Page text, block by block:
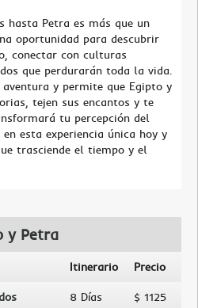
hasta Petra es más que un
oportunidad para descubrir
conectar con culturas
que perdurarán toda la vida.
y permite que Egipto y
tejen sus encantos y te
tu percepción del
esta experiencia única hoy y
trasciende el tiempo y el
y Petra
Itinerario Precio
8 Días $ 1125